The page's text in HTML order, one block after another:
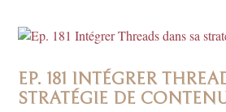
EP. 181 INTÉGRER
STRATÉGIE DE